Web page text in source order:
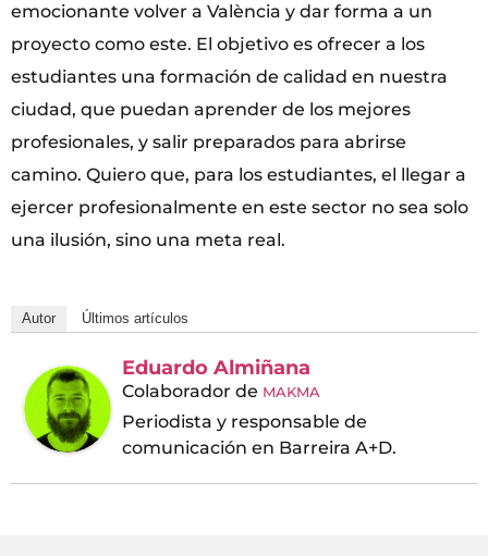
emocionante volver a València y dar forma a un
proyecto como este. El objetivo es ofrecer a los
estudiantes una formación de calidad en nuestra
ciudad, que puedan aprender de los mejores
profesionales, y salir preparados para abrirse
camino. Quiero que, para los estudiantes, el llegar a
ejercer profesionalmente en este sector no sea solo
una ilusión, sino una meta real.
Autor Últimos artículos
Eduardo Almiñana
Colaborador de MAKMA
Periodista y responsable de
comunicación en Barreira A+D.